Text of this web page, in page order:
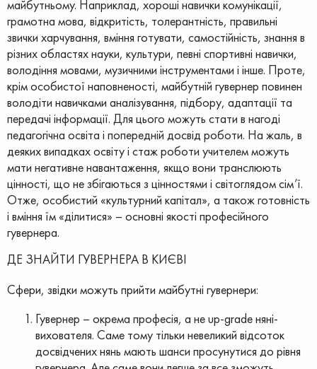
майбутньому. Наприклад, хороші навички комунікації,
грамотна мова, відкритість, толерантність, правильні
звички харчування, вміння готувати, самостійність, знання в
різних областях науки, культури, певні спортивні навички,
володіння мовами, музичними інструментами і інше. Проте,
крім особистої наповненості, майбутній гувернер повинен
володіти навичками аналізування, підбору, адаптації та
передачі інформації. Для цього можуть стати в нагоді
педагогічна освіта і попередній досвід роботи. На жаль, в
деяких випадках освіту і стаж роботи учителем можуть
мати негативне навантаження, якщо вони транслюють
цінності, що не збігаються з цінностями і світоглядом сім’ї.
Отже, особистий «культурний капітал», а також готовність
і вміння їм «ділитися» – основні якості професійного
гувернера.
ДЕ ЗНАЙТИ ГУВЕРНЕРА В КИЄВІ
Сфери, звідки можуть прийти майбутні гувернери:
Гувернер – окрема професія, а не up-grade няні-
вихователя. Саме тому тільки невеликий відсоток
досвідчених нянь мають шанси просунутися до рівня